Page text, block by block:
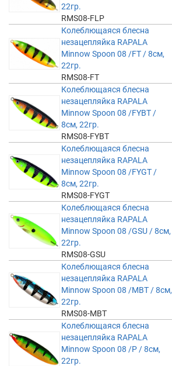
22гр.
RMS08-FLP
Колеблющаяся блесна
незацепляйка RAPALA
Minnow Spoon 08 /FT / 8см,
22гр.
RMS08-FT
Колеблющаяся блесна
незацепляйка RAPALA
Minnow Spoon 08 /FYBT /
8см, 22гр.
RMS08-FYBT
Колеблющаяся блесна
незацепляйка RAPALA
Minnow Spoon 08 /FYGT /
8см, 22гр.
RMS08-FYGT
Колеблющаяся блесна
незацепляйка RAPALA
Minnow Spoon 08 /GSU / 8см,
22гр.
RMS08-GSU
Колеблющаяся блесна
незацепляйка RAPALA
Minnow Spoon 08 /MBT / 8см,
22гр.
RMS08-MBT
Колеблющаяся блесна
незацепляйка RAPALA
Minnow Spoon 08 /P / 8см,
22гр.